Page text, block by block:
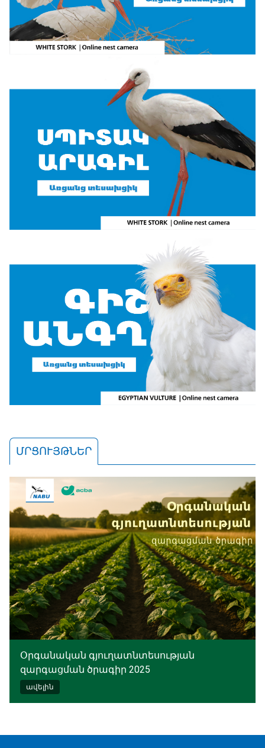
ՄՐՑՈՒՅԹՆԵՐ
Օրգանական գյուղատնտեսության
զարգացման ծրագիր 2025
ավելին